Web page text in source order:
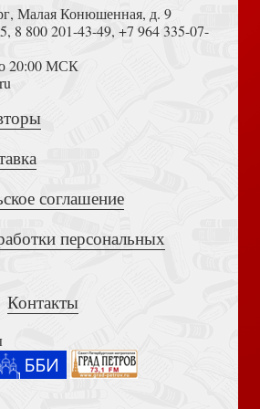
и сказки для детей (Сибирская
проповедь. Воскресные
усталые игрушки (Малыш, читай)
Сила и правда России (2024)
(Тихоний Африканский)
Малая Конюшенная, д. 9
, 8 800 201-43-49, +7 964 335-07-
20:00 МСК
соглашение
персональных
Контакты